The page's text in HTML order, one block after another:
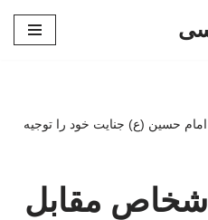
حسین (ع) جنایت خود را توجیه
اشخاص مقابل